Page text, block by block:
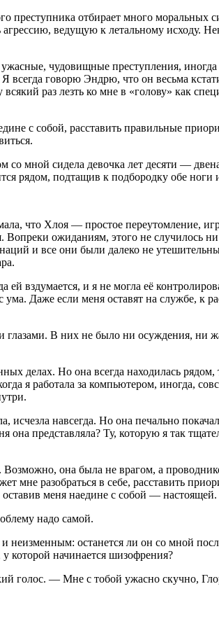
преступника отбирает много
ведущую к летальному исходу.
чудовищные преступления,
всегда говорю Эндрю, что он весьма
раз лезть ко мне в «голову» как
с собой, расставить правильные
со мной сидела девочка лет десяти — две
рядом, подтащив к подбородку обе ноги
что Хлоя — простое переутомление,
ожиданиям, этого не случилось
и все они были далеко не
вздумается, и я не могла её
Даже если меня оставят на службе, к
В них не было ни осуждения, ни
делах. Но она всегда находилась
я работала за компьютером, иногда,
навсегда. Но она печально
представляла? Ту, которую я так
она была не врагом, а
разобраться в себе, расставить
меня наедине с собой — настоящей.
надо самой.
останется ли он со мной
которой начинается шизофрения?
голос. — Мне с тобой ужасно скучно,